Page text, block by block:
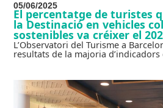
05/06/2025
El percentatge de turistes
la Destinació en vehicles
sostenibles va créixer el
L’Observatori del Turisme a
resultats de la majoria d’indicadors